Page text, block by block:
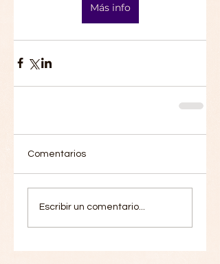
Más info
Comentarios
Escribir un comentario...